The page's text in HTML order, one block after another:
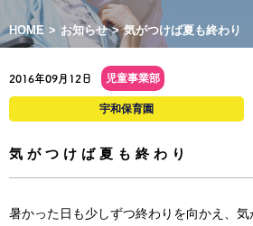
HOME > お知らせ > 気がつけば夏も終わり
2016年09月12日 児童事業部
宇和保育園
気がつけば夏も終わり
暑かった日も少しずつ終わりを向かえ、